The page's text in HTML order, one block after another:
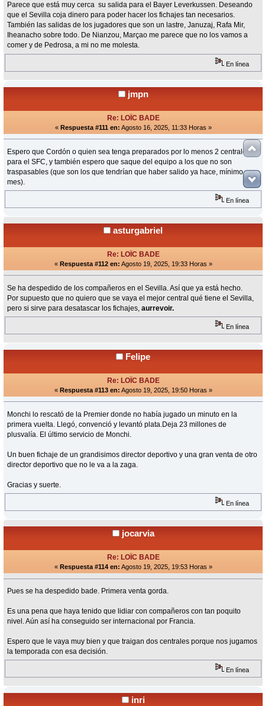
Parece que está muy cerca su salida para el Bayer Leverkussen. Deseando
que el Sevilla coja dinero para poder hacer los fichajes tan necesarios.
También las salidas de los jugadores que son un lastre, Januzaj, Rafa Mir,
Iheanacho sobre todo. De Nianzou, Marçao me parece que no los vamos a
comer y de Pedrosa, a mi no me molesta.
En línea
jmpn
Re: LOÏC BADE
« Respuesta #111 en: Agosto 16, 2025, 11:33 Horas »
Espero que Cordón o quien sea tenga preparados por lo menos 2 centrales
para el SFC, y también espero que saque del equipo a los que no son
traspasables (que son los que tendrían que haber salido ya hace, mínimo, un
mes).
En línea
asturgabriel
Re: LOÏC BADE
« Respuesta #112 en: Agosto 19, 2025, 19:33 Horas »
Se ha despedido de los compañeros en el Sevilla. Así que ya está hecho.
Por supuesto que no quiero que se vaya el mejor central qué tiene el Sevilla,
pero si sirve para desatascar los fichajes,aurrevoir.
En línea
Felipe
Re: LOÏC BADE
« Respuesta #113 en: Agosto 19, 2025, 19:50 Horas »
Monchi lo rescató de la Premier donde no había jugado un minuto en la
primera vuelta. Llegó, convenció y levantó plata.Deja 23 millones de
plusvalía. El último servicio de Monchi.
Un buen fichaje de un grandisimos director deportivo y una gran venta de otro
director deportivo que no le va a la zaga.
Gracias y suerte.
En línea
jocarvia
Re: LOÏC BADE
« Respuesta #114 en: Agosto 19, 2025, 19:53 Horas »
Pues se ha despedido bade. Primera venta gorda.
Es una pena que haya tenido que lidiar con compañeros con tan poquito
nivel. Aún así ha conseguido ser internacional por Francia.
Espero que le vaya muy bien y que traigan dos centrales porque nos jugamos
la temporada con esa decisión.
En línea
inri